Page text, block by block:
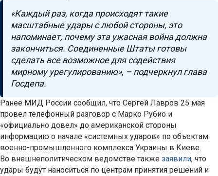
«Каждый раз, когда происходят такие
масштабные удары с любой стороны, это
напоминает, почему эта ужасная война должна
закончиться. Соединенные Штаты готовы
сделать все возможное для содействия
мирному урегулированию», – подчеркнул глава
Госдепа.
Ранее МИД России сообщил, что Сергей Лавров 25 мая
провел телефонный разговор с Марко Рубио и
«официально довел» до американской стороны
информацию о начале «системных ударов» по объектам
военно-промышленного комплекса Украины в Киеве.
Во внешнеполитическом ведомстве также заявили, что
удары будут наноситься по центрам принятия решений и